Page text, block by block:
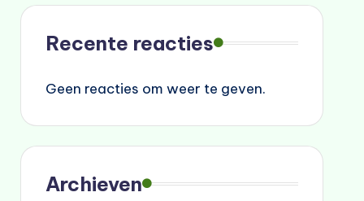
Recente reacties
Geen reacties om weer te geven.
Archieven